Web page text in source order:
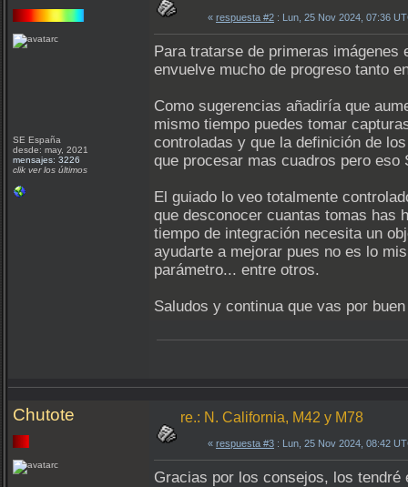
SE España
desde: may, 2021
mensajes: 3226
clik ver los últimos
« respuesta #2 : Lun, 25 Nov 2024, 07:36
Para tratarse de primeras imágenes
envuelve mucho de progreso tanto
Como sugerencias añadiría que
mismo tiempo puedes tomar
controladas y que la definición de
que procesar mas cuadros pero
El guiado lo veo totalmente
que desconocer cuantas tomas has
tiempo de integración necesita un
ayudarte a mejorar pues no es lo
parámetro... entre otros.
Saludos y continua que vas por
Chutote re.: N. California, M42 y M78
« respuesta #3 : Lun, 25 Nov 2024, 08:42
Gracias por los consejos, los tendré